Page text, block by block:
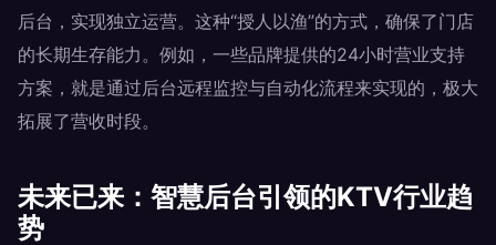
后台，实现独立运营。这种“授人以渔”的方式，确保了门店
的长期生存能力。例如，一些品牌提供的24小时营业支持
方案，就是通过后台远程监控与自动化流程来实现的，极大
拓展了营收时段。
未来已来：智慧后台引领的KTV行业趋
势